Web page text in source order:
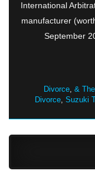
International
manufacturer
,&
Divorce,